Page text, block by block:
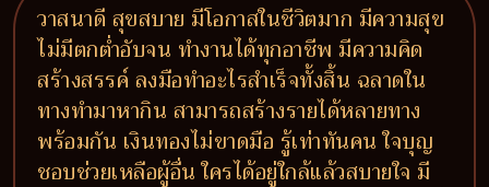
วาสนาดี สุขสบาย มีโอกาสในชีวิตมาก มีความสุข
ไม่มีตกต่ำอับจน ทำงานได้ทุกอาชีพ มีความคิด
สร้างสรรค์ ลงมือทำอะไรสำเร็จทั้งสิ้น ฉลาดใน
ทางทำมาหากิน สามารถสร้างรายได้หลายทาง
พร้อมกัน เงินทองไม่ขาดมือ รู้เท่าทันคน ใจบุญ
ชอบช่วยเหลือผู้อื่น ใครได้อยู่ใกล้แล้วสบายใจ มี